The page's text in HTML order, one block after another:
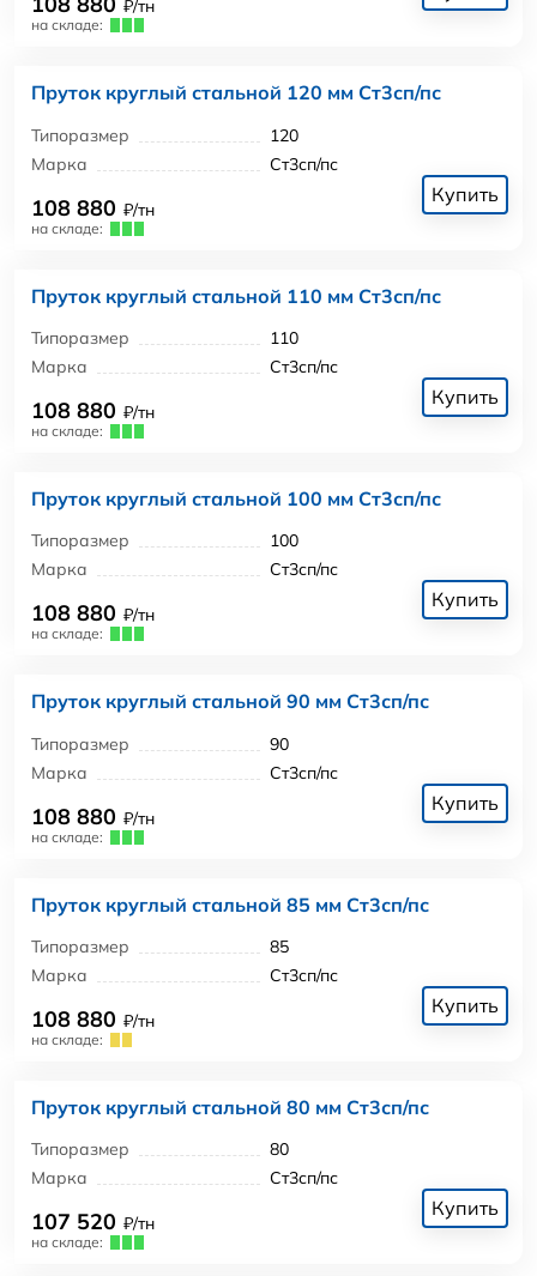
₽/тн
на складе:
Пруток круглый стальной 120 мм Ст3сп/пс
Типоразмер
120
Марка
Ст3сп/пс
108 880 ₽/тн
на складе:
Купить
Пруток круглый стальной 110 мм Ст3сп/пс
Типоразмер
110
Марка
Ст3сп/пс
108 880 ₽/тн
на складе:
Купить
Пруток круглый стальной 100 мм Ст3сп/пс
Типоразмер
100
Марка
Ст3сп/пс
108 880 ₽/тн
на складе:
Купить
Пруток круглый стальной 90 мм Ст3сп/пс
Типоразмер
90
Марка
Ст3сп/пс
108 880 ₽/тн
на складе:
Купить
Пруток круглый стальной 85 мм Ст3сп/пс
Типоразмер
85
Марка
Ст3сп/пс
108 880 ₽/тн
на складе:
Купить
Пруток круглый стальной 80 мм Ст3сп/пс
Типоразмер
80
Марка
Ст3сп/пс
107 520 ₽/тн
на складе:
Купить